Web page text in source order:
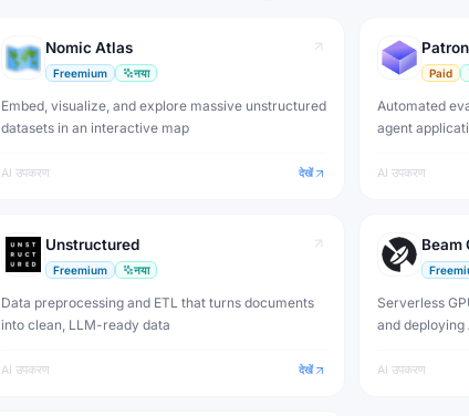
Nomic Atlas
Freemium नया
Embed, visualize, and explore massive unstructured
datasets in an interactive map
AI उपकरण देखें
Paid
Automated
agent
AI उपकरण
Unstructured
Freemium नया
Data preprocessing and ETL that turns documents
into clean, LLM-ready data
AI उपकरण देखें
Beam
Serverless
and deploying
AI उपकरण